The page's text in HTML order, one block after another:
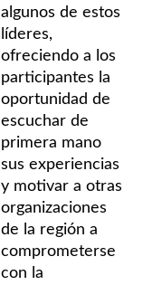
algunos de estos
líderes,
ofreciendo a los
participantes la
oportunidad de
escuchar de
primera mano
sus experiencias
y motivar a otras
organizaciones
de la región a
comprometerse
con la